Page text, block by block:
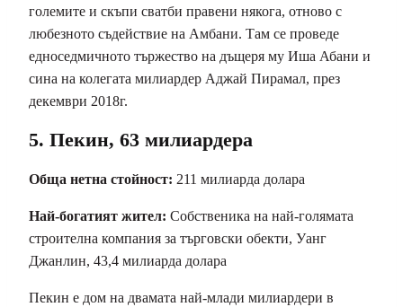
големите и скъпи сватби правени някога, отново с
любезното съдействие на Амбани. Там се проведе
едноседмичното тържество на дъщеря му Иша Абани и
сина на колегата милиардер Аджай Пирамал, през
декември 2018г.
5. Пекин, 63 милиардера
Обща нетна стойност: 211 милиарда долара
Най-богатият жител: Собственика на най-голямата
строителна компания за търговски обекти, Уанг
Джанлин, 43,4 милиарда долара
Пекин е дом на двамата най-млади милиардери в